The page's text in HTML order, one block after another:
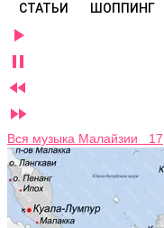
СТАТЬИ ШОППИНГ




Вся музыка Малайзии 17